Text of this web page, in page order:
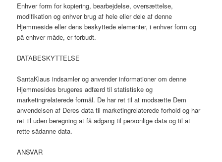
Enhver form for kopiering, bearbejdelse, oversættelse,
modifikation og enhver brug af hele eller dele af denne
Hjemmeside eller dens beskyttede elementer, i enhver form og
på enhver måde, er forbudt.
DATABESKYTTELSE
SantaKlaus indsamler og anvender informationer om denne
Hjemmesides brugeres adfærd til statistiske og
marketingrelaterede formål. De har ret til at modsætte Dem
anvendelsen af Deres data til marketingrelaterede forhold og har
ret til uden beregning at få adgang til personlige data og til at
rette sådanne data.
ANSVAR